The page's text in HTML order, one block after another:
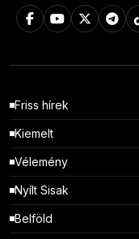
Friss hírek
Kiemelt
Vélemény
Nyílt Sisak
Belföld